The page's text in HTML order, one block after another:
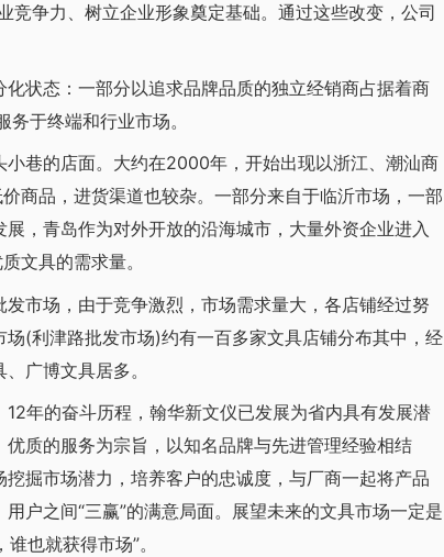
竞争力、树立企业形象奠定基础。通过这些改变，公司
态：一部分以追求品牌品质的独立经销商占据着商
于终端和行业市场。
的店面。大约在2000年，开始出现以浙江、潮汕商
商品，进货渠道也较杂。一部分来自于临沂市场，一部
，青岛作为对外开放的沿海城市，大量外资企业进入
文具的需求量。
场，由于竞争激烈，市场需求量大，各店铺经过努
(利津路批发市场)约有一百多家文具店铺分布其中，经
广博文具居多。
的奋斗历程，翰华新文仪已发展为省内具有发展潜
质的服务为宗旨，以知名品牌与先进管理经验相结
掘市场潜力，培养客户的忠诚度，与厂商一起将产品
户之间“三赢”的满意局面。展望未来的文具市场一定是
也就获得市场”。